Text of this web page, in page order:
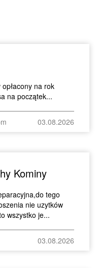
na rok
na początek...
03.08.2026
Kominy
tego
nie uzytków
wszystko je...
03.08.2026